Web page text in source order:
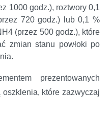
1000 godz.), roztwory 0,1
720 godz.) lub 0,1 %
(przez 500 godz.), które
zmian stanu powłoki po
prezentowanych
które zazwyczaj